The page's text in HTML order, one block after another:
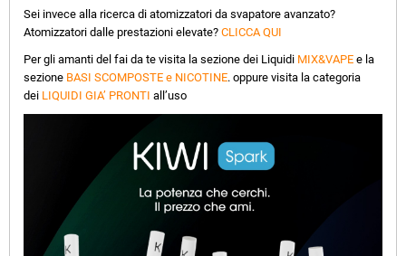
Sei invece alla ricerca di atomizzatori da svapatore avanzato?
Atomizzatori dalle prestazioni elevate? CLICCA QUI
Per gli amanti del fai da te visita la sezione dei Liquidi MIX&VAPE e la
sezione BASI SCOMPOSTE e NICOTINE. oppure visita la categoria
dei LIQUIDI GIA’ PRONTI all’uso